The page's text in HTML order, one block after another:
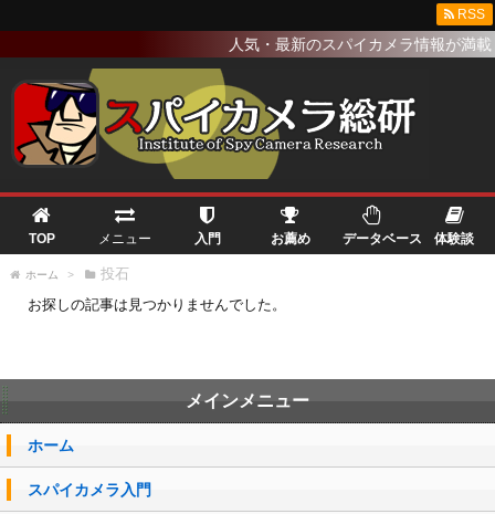
人気・最新のスパイカメラ情報が満載
TOP メニュー 入門 お薦め データベース 体験談
RSS
ホーム >
投石
お探しの記事は見つかりませんでした。
メインメニュー
ホーム
スパイカメラ入門